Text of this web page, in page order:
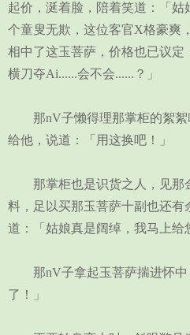
起价，涎着脸，陪着笑道：「
个童叟无欺，这位客官X格豪爽
相中了这玉菩萨，价格也已议
横刀夺Ai......会不会......？」
那nV子懒得理那掌柜的絮絮
给他，说道：「用这换吧！」
那掌柜也是识货之人，见那
料，足以买那玉菩萨十副也还有
道：「姑娘真是阔绰，我马上给
那nV子拿起玉菩萨揣进怀中
了！」